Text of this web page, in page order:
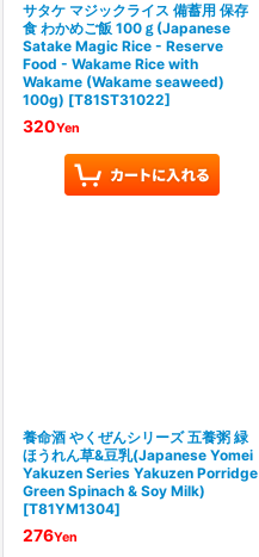
サタケ マジックライス 備蓄用 保存
食 わかめご飯 100ｇ(Japanese
Satake Magic Rice - Reserve
Food - Wakame Rice with
Wakame (Wakame seaweed)
100g) [T81ST31022]
320Yen
養命酒 やくぜんシリーズ 五養粥 緑
ほうれん草&豆乳(Japanese Yomei
Yakuzen Series Yakuzen Porridge
Green Spinach & Soy Milk)
[T81YM1304]
276Yen